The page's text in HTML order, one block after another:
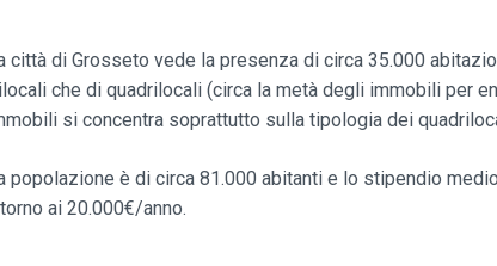
città di Grosseto vede la presenza di circa 35.000
che di quadrilocali (circa la metà degli immobili per
si concentra soprattutto sulla tipologia dei
popolazione è di circa 81.000 abitanti e lo stipendio
ai 20.000€/anno.